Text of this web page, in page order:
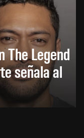
The Legend
señala al